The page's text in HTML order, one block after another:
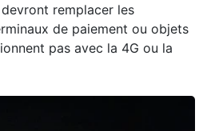
remplacer les
de paiement ou objets
pas avec la 4G ou la